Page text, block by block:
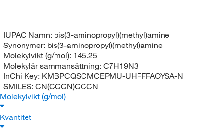
IUPAC Namn: bis(3-aminopropyl)(methyl)amine
Synonymer: bis(3-aminopropyl)(methyl)amine
Molekylvikt (g/mol): 145.25
Molekylär sammansättning: C7H19N3
InChi Key: KMBPCQSCMCEPMU-UHFFFAOYSA-N
SMILES: CN(CCCN)CCCN
Molekylvikt (g/mol)
Kvantitet